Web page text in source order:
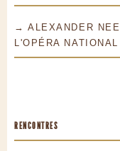
→ ALEXANDER
L'OPÉRA
RENCONTRES